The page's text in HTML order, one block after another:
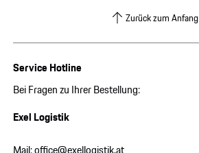
Zurück zum Anfang
Service Hotline
Bei Fragen zu Ihrer Bestellung:
Exel Logistik